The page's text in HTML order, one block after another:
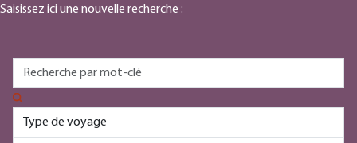
Saisissez ici une nouvelle recherche :